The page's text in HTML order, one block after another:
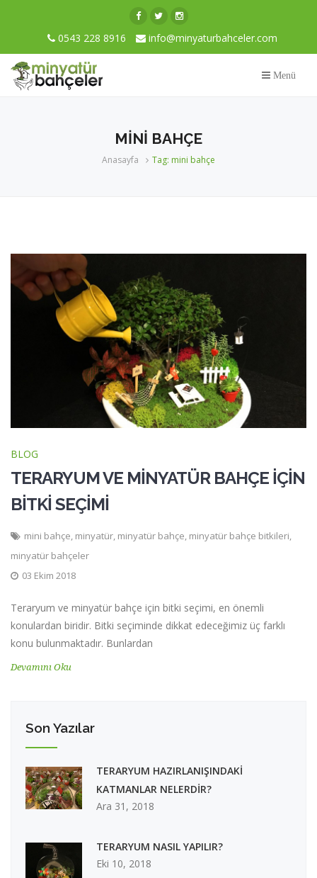
0543 228 8916 info@minyaturbahceler.com
Menü
MINI BAHÇE
Anasayfa Tag: mini bahçe
BLOG
TERARYUM VE MİNYATÜR BAHÇE İÇİN
BİTKİ SEÇİMİ
mini bahçe, minyatür, minyatür bahçe, minyatür bahçe bitkileri,
minyatür bahçeler
03 Ekim 2018
Teraryum ve minyatür bahçe için bitki seçimi, en önemli
konulardan biridir. Bitki seçiminde dikkat edeceğimiz üç farklı
konu bulunmaktadır. Bunlardan
Devamını Oku
Son Yazılar
TERARYUM HAZIRLANIŞINDAKİ
KATMANLAR NELERDİR?
Ara 31, 2018
TERARYUM NASIL YAPILIR?
Eki 10, 2018